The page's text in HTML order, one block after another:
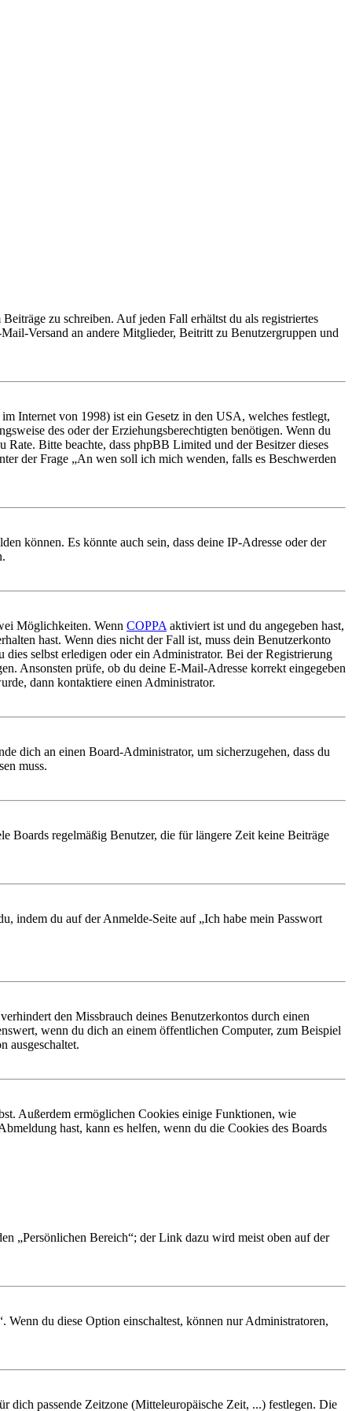
zu schreiben. Auf jeden Fall erhältst du als registriertes
Versand an andere Mitglieder, Beitritt zu Benutzergruppen und
Internet von 1998) ist ein Gesetz in den USA, welches festlegt,
des oder der Erziehungsberechtigten benötigen. Wenn du
Bitte beachte, dass phpBB Limited und der Besitzer dieses
der Frage „An wen soll ich mich wenden, falls es Beschwerden
können. Es könnte auch sein, dass deine IP-Adresse oder der
Möglichkeiten. Wenn COPPA aktiviert ist und du angegeben hast,
hast. Wenn dies nicht der Fall ist, muss dein Benutzerkonto
selbst erledigen oder ein Administrator. Bei der Registrierung
Ansonsten prüfe, ob du deine E-Mail-Adresse korrekt eingegeben
dann kontaktiere einen Administrator.
dich an einen Board-Administrator, um sicherzugehen, dass du
muss.
Boards regelmäßig Benutzer, die für längere Zeit keine Beiträge
indem du auf der Anmelde-Seite auf „Ich habe mein Passwort
den Missbrauch deines Benutzerkontos durch einen
wenn du dich an einem öffentlichen Computer, zum Beispiel
ausgeschaltet.
Außerdem ermöglichen Cookies einige Funktionen, wie
hast, kann es helfen, wenn du die Cookies des Boards
„Persönlichen Bereich“; der Link dazu wird meist oben auf der
du diese Option einschaltest, können nur Administratoren,
dich passende Zeitzone (Mitteleuropäische Zeit, ...) festlegen. Die